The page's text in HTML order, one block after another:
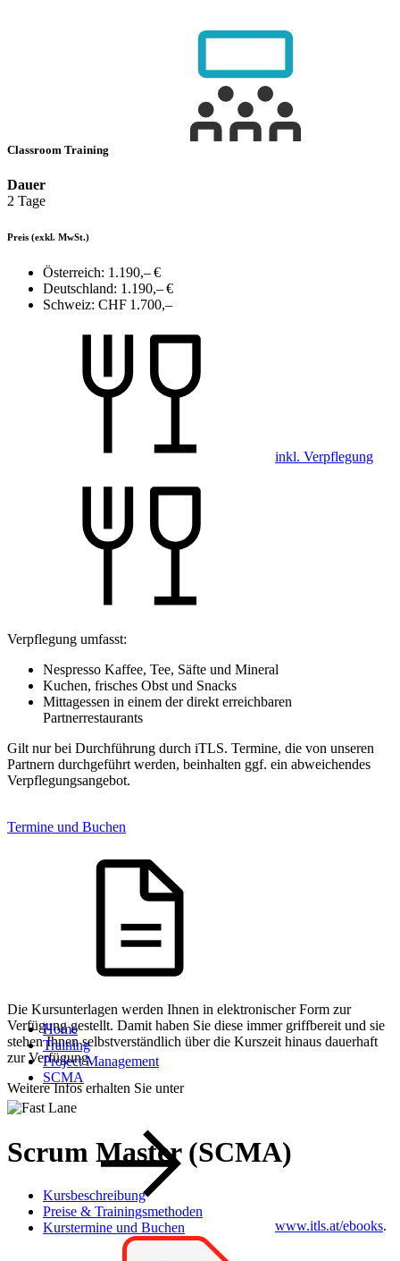
Classroom Training
Dauer
2 Tage
Preis (exkl. MwSt.)
Österreich: 1.190,– €
Deutschland: 1.190,– €
Schweiz: CHF 1.700,–
inkl. Verpflegung
Verpflegung umfasst:
Nespresso Kaffee, Tee, Säfte und Mineral
Kuchen, frisches Obst und Snacks
Mittagessen in einem der direkt erreichbaren
Partnerrestaurants
Gilt nur bei Durchführung durch iTLS. Termine, die von unseren
Partnern durchgeführt werden, beinhalten ggf. ein abweichendes
Verpflegungsangebot.
Termine und Buchen
Die Kursunterlagen werden Ihnen in elektronischer Form zur
Verfügung gestellt. Damit haben Sie diese immer griffbereit und sie
stehen Ihnen selbstverständlich über die Kurszeit hinaus dauerhaft
zur Verfügung.
Weitere Infos erhalten Sie unter
www.itls.at/ebooks.
Home
Training
Project Management
SCMA
Scrum Master (SCMA)
Kursbeschreibung
Preise & Trainingsmethoden
Kurstermine und Buchen